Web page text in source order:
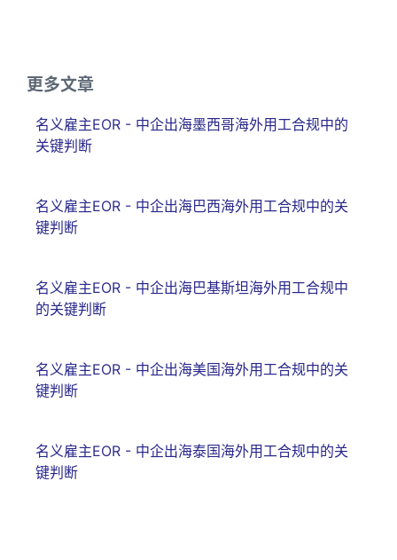
更多文章
名义雇主EOR - 中企出海墨西哥海外用工合规中的
关键判断
名义雇主EOR - 中企出海巴西海外用工合规中的关
键判断
名义雇主EOR - 中企出海巴基斯坦海外用工合规中
的关键判断
名义雇主EOR - 中企出海美国海外用工合规中的关
键判断
名义雇主EOR - 中企出海泰国海外用工合规中的关
键判断